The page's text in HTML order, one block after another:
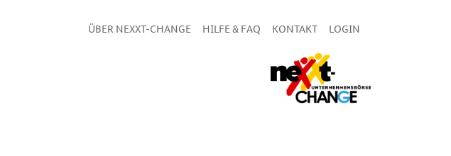
ÜBER NEXXT-CHANGE HILFE & FAQ KONTAKT LOGIN